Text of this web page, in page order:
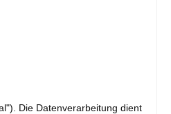
Die Datenverarbeitung dient